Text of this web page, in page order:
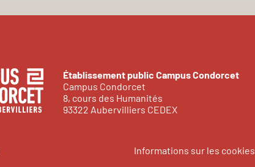
Établissement public Campus Condorcet
Campus Condorcet
8, cours des Humanités
93322 Aubervilliers CEDEX
Informations sur les cookies